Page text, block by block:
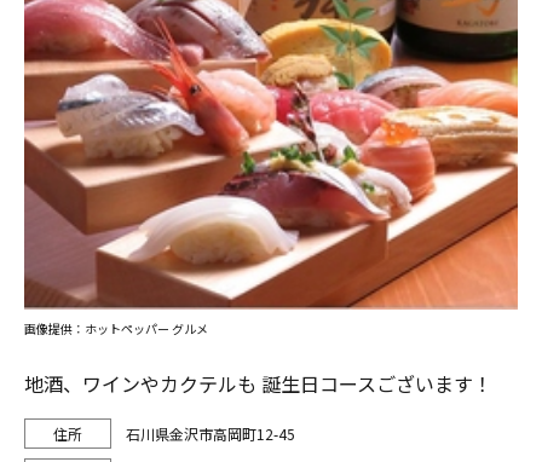
地酒、ワインやカクテルも 誕生日コースございます！
石川県金沢市高岡町12-45
画像提供：ホットペッパー グルメ